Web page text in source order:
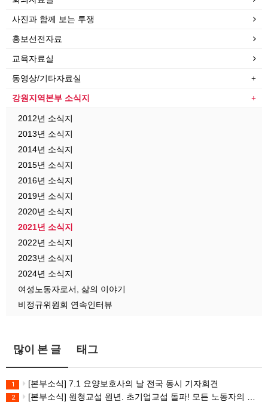
사진과 함께 보는 투쟁
홍보선전자료
교육자료실
동영상/기타자료실
강원지역본부 소식지
2012년 소식지
2013년 소식지
2014년 소식지
2015년 소식지
2016년 소식지
2019년 소식지
2020년 소식지
2021년 소식지
2022년 소식지
2023년 소식지
2024년 소식지
여성노동자로서, 삶의 이야기
비정규위원회 연속인터뷰
많이 본 글 태그
1 [본부소식] 7.1 요양보호사의 날 전국 동시 기자회견
2 [본부소식] 원청교섭 원년. 초기업교섭 돌파! 모든 노동자의 노동기본권 쟁취! 민주노총 7.15 총파업대회